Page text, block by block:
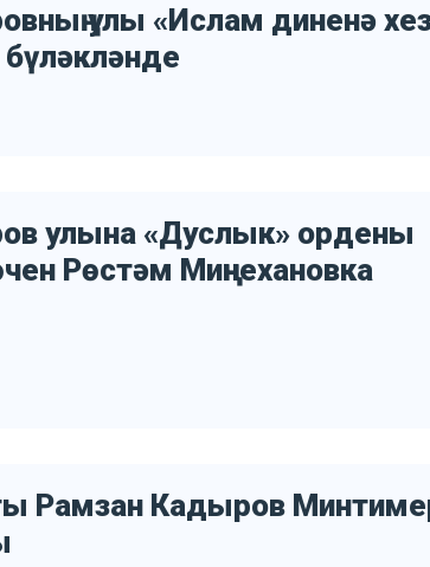
улы «Ислам диненә
улына «Дуслык» ордены
Рөстәм Миңнехановка
Рамзан Кадыров